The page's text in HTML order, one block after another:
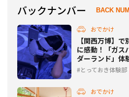
バックナンバー BACK
おでかけ
【関西万博】
に感動！「ガ
ダーランド」体
とっておき体験部
おでかけ